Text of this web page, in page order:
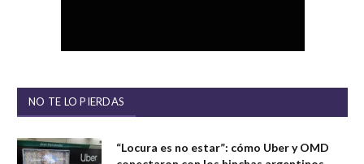
NO TE LO PIERDAS
“Locura es no estar”: cómo Uber y OMD